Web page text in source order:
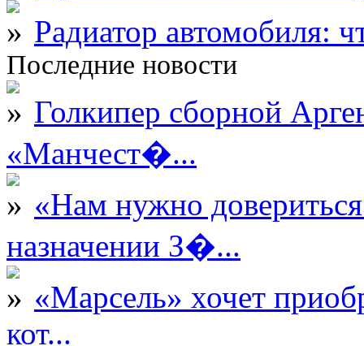
Радиатор автомобиля:
Последние новости
Голкипер сборной
«Манчест�...
«Нам нужно
назначении З�...
«Марсель» хочет
кот...